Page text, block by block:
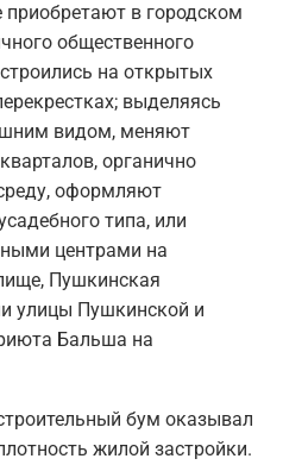
в городском
общественного
на открытых
выделяясь
видом, меняют
органично
оформляют
типа, или
центрами на
Пушкинская
улицы Пушкинской и
Бальша на
бум оказывал
жилой застройки.